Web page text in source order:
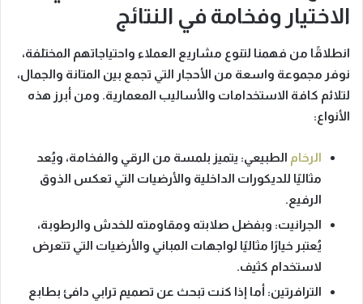
الاختيار وفخامة في النتائج
انطلاقًا من فهمنا لتنوع مشاريع العملاء واحتياجاتهم المختلفة،
نوفر مجموعة واسعة من الأحجار التي تجمع بين المتانة والجمال،
لتلائم كافة الاستخدامات والأساليب المعمارية. ومن أبرز هذه
الأنواع:
الرخام الطبيعي: يتميز بلمسة من الرقي والفخامة، ويُعد
مثاليًا للديكورات الداخلية والأرضيات التي تعكس الذوق
الرفيع.
الجرانيت: وبفضل صلابته ومقاومته للخدش والرطوبة،
يُعتبر خيارًا مثاليًا لواجهات المباني والأرضيات التي تتعرض
لاستخدام كثيف.
الترافرتين: أما إذا كنت تبحث عن تصميم ترابي دافئ بطابع